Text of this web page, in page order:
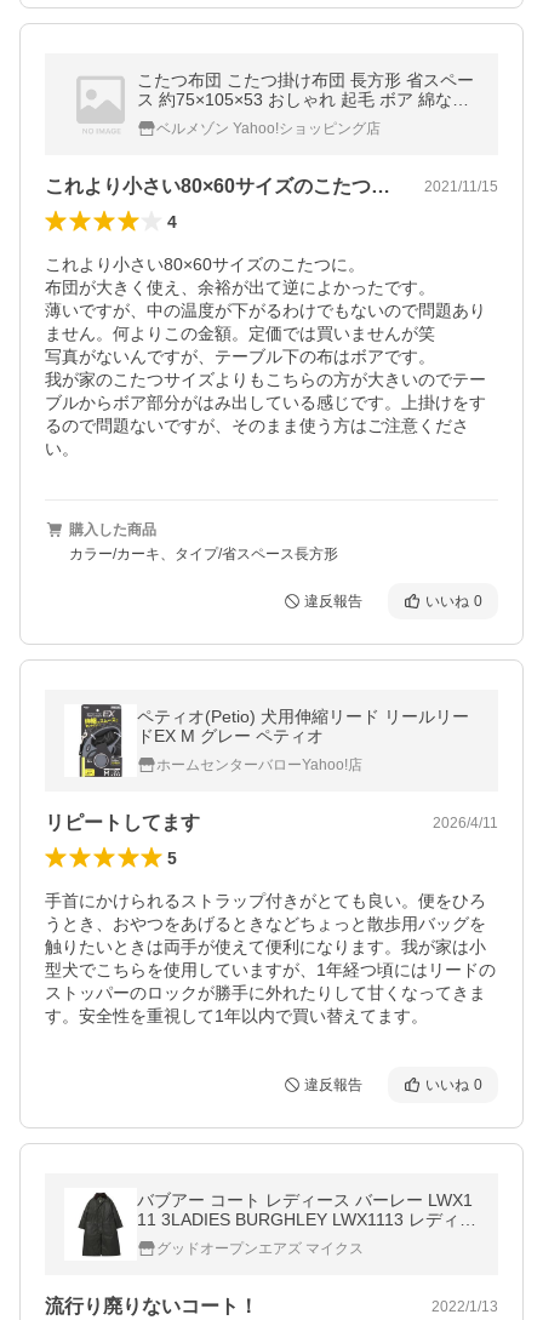
こたつ布団 こたつ掛け布団 長方形 省スペー
ス 約75×105×53 おしゃれ 起毛 ボア 綿なし
コンパクト収納 先染め 綿フラノ カーキ
ベルメゾン Yahoo!ショッピング店
これより小さい80×60サイズのこたつ… 2021/11/15
4
これより小さい80×60サイズのこたつに。
布団が大きく使え、余裕が出て逆によかったです。
薄いですが、中の温度が下がるわけでもないので問題あり
ません。何よりこの金額。定価では買いませんが笑
写真がないんですが、テーブル下の布はボアです。
我が家のこたつサイズよりもこちらの方が大きいのでテー
ブルからボア部分がはみ出している感じです。上掛けをす
るので問題ないですが、そのまま使う方はご注意くださ
い。
購入した商品
カラー/カーキ、タイプ/省スペース長方形
違反報告 いいね 0
ペティオ(Petio) 犬用伸縮リード リールリー
ドEX M グレー ペティオ
ホームセンターバローYahoo!店
リピートしてます 2026/4/11
5
手首にかけられるストラップ付きがとても良い。便をひろ
うとき、おやつをあげるときなどちょっと散歩用バッグを
触りたいときは両手が使えて便利になります。我が家は小
型犬でこちらを使用していますが、1年経つ頃にはリードの
ストッパーのロックが勝手に外れたりして甘くなってきま
す。安全性を重視して1年以内で買い替えてます。
違反報告 いいね 0
バブアー コート レディース バーレー LWX1
11 3LADIES BURGHLEY LWX1113 レディー
ス Barbour
グッドオープンエアズ マイクス
流行り廃りないコート！ 2022/1/13